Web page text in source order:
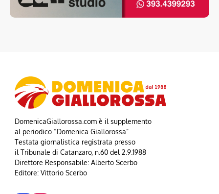
DomenicaGiallorossa.com è il supplemento
al periodico “Domenica Giallorossa”.
Testata giornalistica registrata presso
il Tribunale di Catanzaro, n.60 del 2.9.1988
Direttore Responsabile: Alberto Scerbo
Editore: Vittorio Scerbo